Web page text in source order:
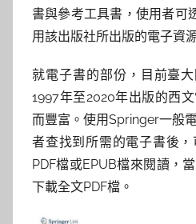
務
部
落
格
書與參考工具書，使用者可
用該出版社所出版的電子資
就電子書的部份，目前臺
1997年至2020年出版的西
而豐富。使用Springer一般
者查找到所需的電子書後
PDF檔或EPUB檔來閱讀，
下載全文PDF檔。